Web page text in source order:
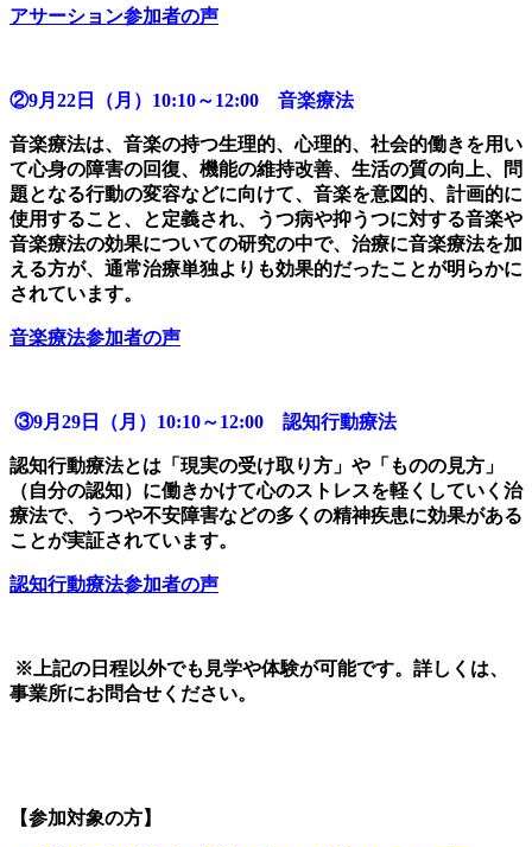
アサーション参加者の声
②9月22日（月）10:10～12:00 音楽療法
音楽療法は、音楽の持つ生理的、心理的、社会的働きを用い
て心身の障害の回復、機能の維持改善、生活の質の向上、問
題となる行動の変容などに向けて、音楽を意図的、計画的に
使用すること、と定義され、うつ病や抑うつに対する音楽や
音楽療法の効果についての研究の中で、治療に音楽療法を加
える方が、通常治療単独よりも効果的だったことが明らかに
されています。
音楽療法参加者の声
③9月29日（月）10:10～12:00 認知行動療法
認知行動療法とは「現実の受け取り方」や「ものの見方」
（自分の認知）に働きかけて心のストレスを軽くしていく治
療法で、うつや不安障害などの多くの精神疾患に効果がある
ことが実証されています。
認知行動療法参加者の声
※上記の日程以外でも見学や体験が可能です。詳しくは、
事業所にお問合せください。
【参加対象の方】